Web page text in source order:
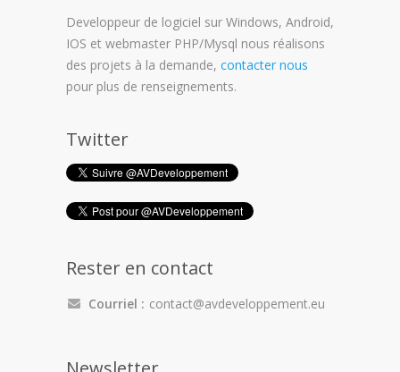
Developpeur de logiciel sur Windows, Android,
IOS et webmaster PHP/Mysql nous réalisons
des projets à la demande, contacter nous
pour plus de renseignements.
Twitter
Rester en contact
Courriel : contact@avdeveloppement.eu